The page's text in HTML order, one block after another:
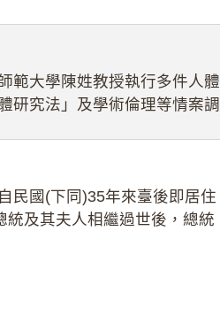
範大學陳姓教授執行多件人體
研究法」及學術倫理等情案調
民國(下同)35年來臺後即居住
及其夫人相繼過世後，總統